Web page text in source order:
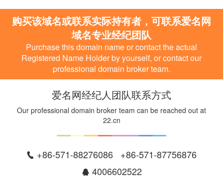
购买该域名或联系实际持有者，可联系爱名网
域名专业经纪团队
Purchase this domain name or contact the actual
Registered Name Holder by yourself, or contact our
professional domain broker team.
爱名网经纪人团队联系方式
Our professional domain broker team can be reached out at
22.cn
+86-571-88276086 +86-571-87756876
4006602522